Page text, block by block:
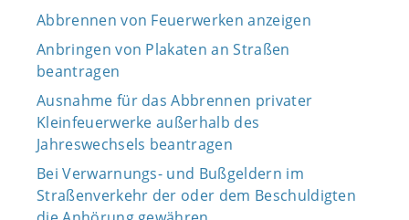
Abbrennen von Feuerwerken anzeigen
Anbringen von Plakaten an Straßen
beantragen
Ausnahme für das Abbrennen privater
Kleinfeuerwerke außerhalb des
Jahreswechsels beantragen
Bei Verwarnungs- und Bußgeldern im
Straßenverkehr der oder dem Beschuldigten